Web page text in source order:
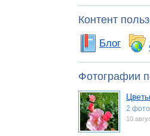
Контент
Блог
Фотографии
Цветы
2
10